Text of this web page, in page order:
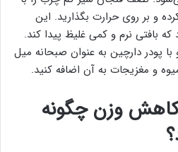
و بر روی حرارت بگذارید. این
بافتی نرم و کمی غلیظ پیدا کند.
پودر دارچین به عنوان صبحانه میل
و مغزیجات به آن اضافه کنید.
وزن چگونه